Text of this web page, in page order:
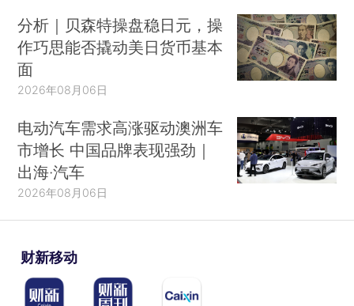
分析｜贝森特操盘稳日元，操
作巧思能否撬动美日货币基本
面
2026年08月06日
电动汽车需求高涨驱动澳洲车
市增长 中国品牌表现强劲｜
出海·汽车
2026年08月06日
财新移动